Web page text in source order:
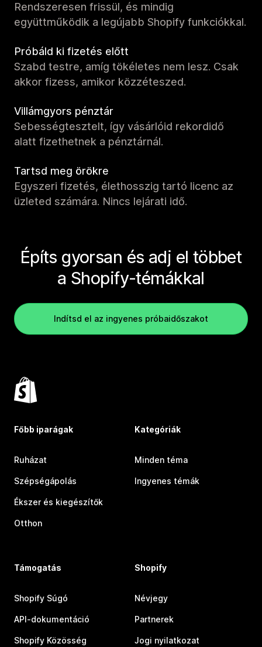
Rendszeresen frissül, és mindig
együttműködik a legújabb Shopify funkciókkal.
Próbáld ki fizetés előtt
Szabd testre, amíg tökéletes nem lesz. Csak
akkor fizess, amikor közzéteszed.
Villámgyors pénztár
Sebességtesztelt, így vásárlóid rekordidő
alatt fizethetnek a pénztárnál.
Tartsd meg örökre
Egyszeri fizetés, élethosszig tartó licenc az
üzleted számára. Nincs lejárati idő.
Építs gyorsan és adj el többet
a Shopify-témákkal
Indítsd el az ingyenes próbaidőszakot
Főbb iparágak
Ruházat
Szépségápolás
Ékszer és kiegészítők
Otthon
Kategóriák
Minden téma
Ingyenes témák
Támogatás
Shopify Súgó
API-dokumentáció
Shopify Közösség
Shopify
Névjegy
Partnerek
Jogi nyilatkozat